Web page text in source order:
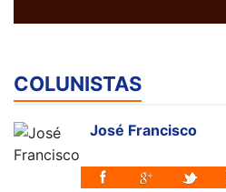
COLUNISTAS
José Francisco